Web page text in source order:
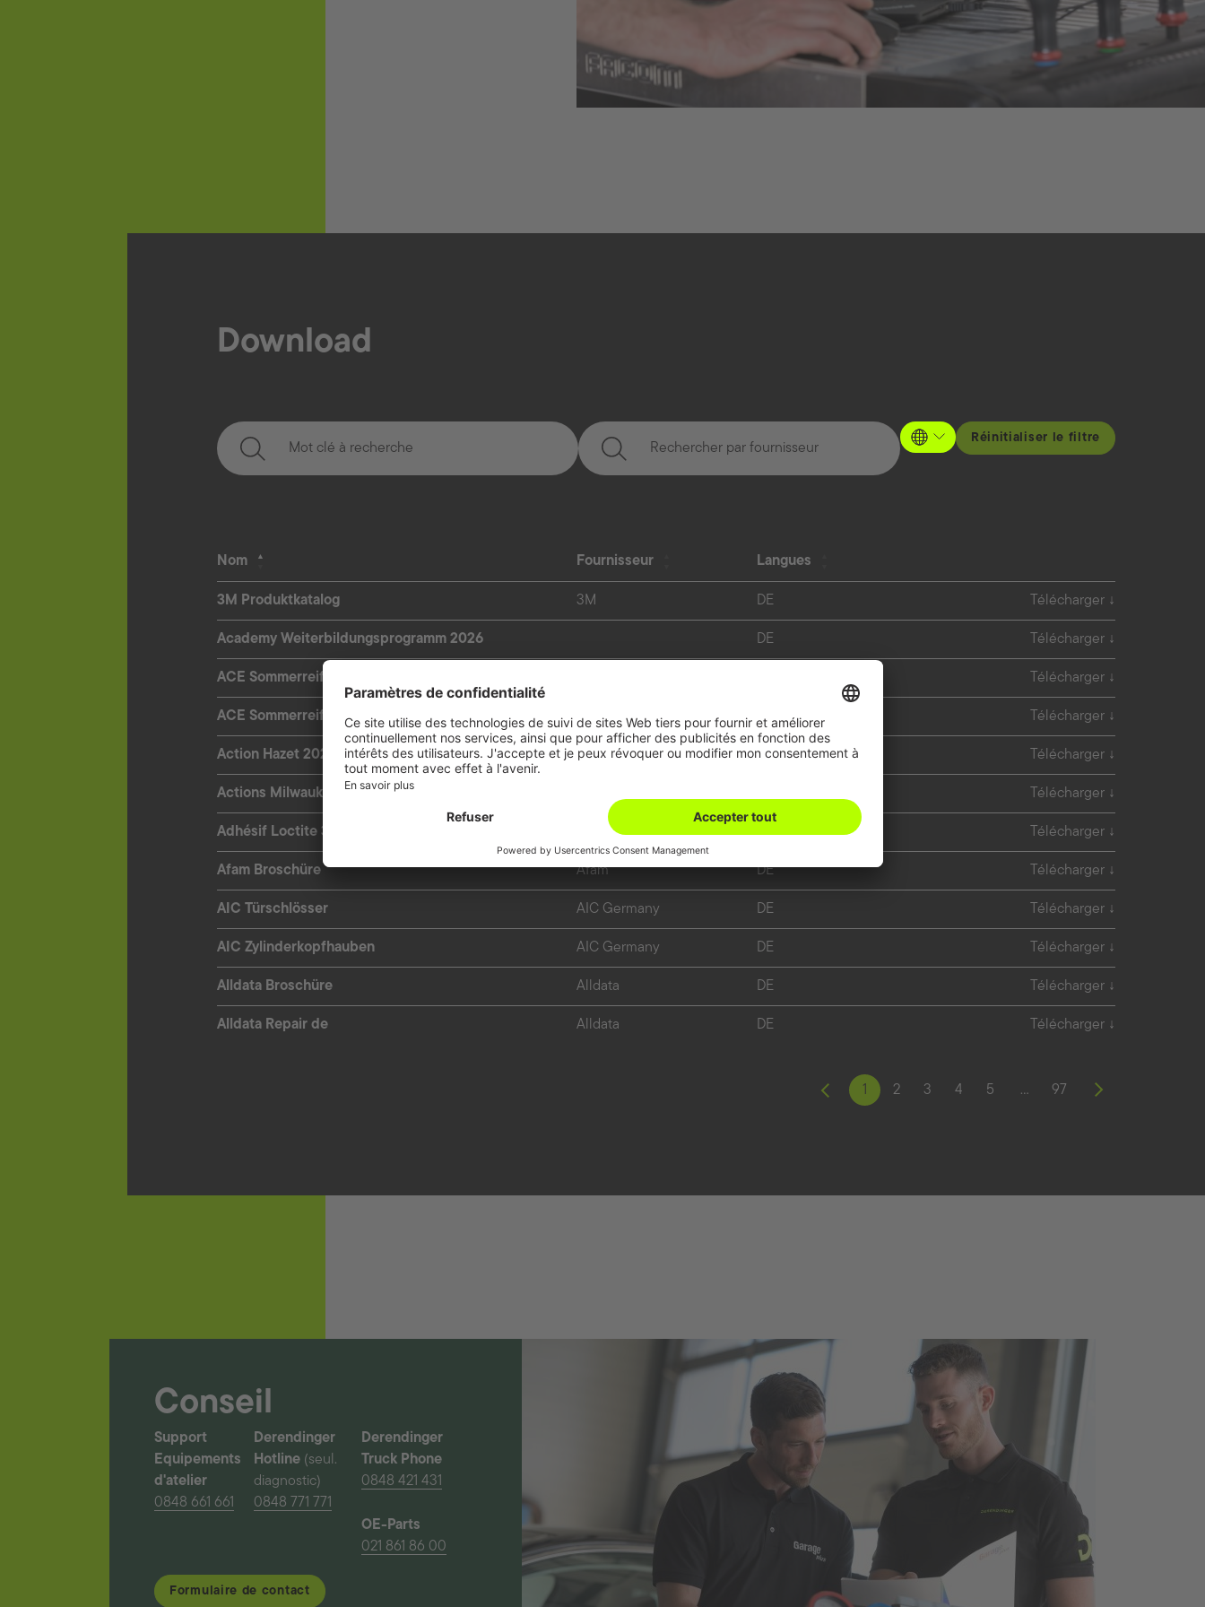
Download
Rechercher par fournisseur
Réinitialiser le filtre
Nom Fournisseur Langues
3M Produktkatalog 3M DE Télécharger
Academy Weiterbildungsprogramm 2026 DE Télécharger
ACE Sommerreifentest 2026 (detailliert) Télécharger
ACE Sommerreifentest 2026 (kurz) DE Télécharger
Action Hazet 2026 Hazet FR Télécharger
Actions Milwaukee 2026-1 Télécharger
Adhésif Loctite 3090 Loctite FR Télécharger
Afam Broschüre Afam DE Télécharger
AIC Türschlösser AIC Germany DE Télécharger
AIC Zylinderkopfhauben AIC Germany DE Télécharger
Alldata Broschüre Alldata DE Télécharger
Alldata Repair de Alldata DE Télécharger
1 2 3 4 5 … 97
Conseil
Support
Equipements
d'atelier
0848 661 661
Derendinger
Hotline (seul.
diagnostic)
0848 771 771
Derendinger
Truck Phone
0848 421 431
OE-Parts
021 861 86 00
Formulaire de contact